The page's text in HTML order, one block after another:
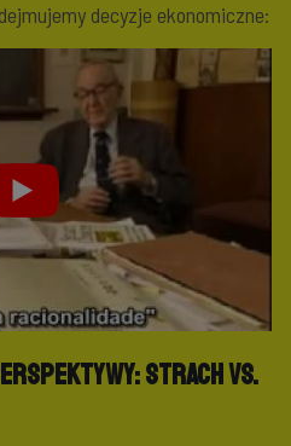
decyzje ekonomiczne:
strach vs.